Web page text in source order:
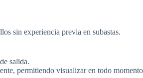
sin experiencia previa en subastas.
salida.
permitiendo visualizar en todo